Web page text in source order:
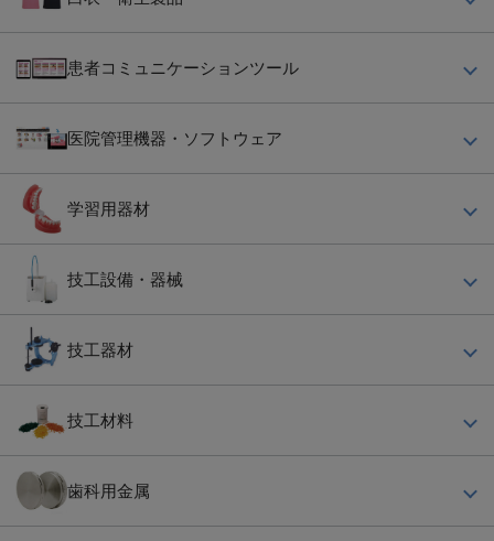
イオン導入装置
高周波電気メス
光重合照射器
マイクロ・口腔内カメラ・顕微鏡
ＡＥＤ 酸素吸入・蘇生装置・体外モニター
インプラント用機器
診療用バキューム
口腔外バキューム
ホワイトニング関連機器
診療設備機器その他
根管治療関連機器
バースタンド
ガラス器具・ミラー・セメント練板
診療用器材雑品
根管治療器具
拡大鏡・シェードライト
マトリックス
義歯床用裏装材
寒天印象材
アルギン酸塩印象材
シリコーン印象材
個人トレー用材料
咬合調整用材料
歯面研磨材
裏装・覆覃材
診療用材料雑品
ボンディング材
知覚過敏抑制材
ホワイトニング関連材料
口臭予防・デンタルリンス
義歯関連材
口腔トレーニング器具
ペリオ関連
消毒滅菌関連材料・薬品
口腔洗浄・含嗽剤
口腔粘膜関連
解熱鎮痛剤
止血剤
デンタルユニフォーム
デンタルグローブ
マスク・プロテクター
患者コミュニケーションツール
患者説明模型
患者説明用ソフト
医院管理機器・ソフトウェア
デンタルオフィスコンピュータ
歯科医院用帳票
研修用器材
学習用器材
学習用模型
ファントム・シミュレーションシステム
技工設備・器械
技工用キャビネット
技工用エンジン・マイクロモーター
バイブレーター
技工器材
咬合器
ワックスポット
技工材料
歯科用陶材
歯科用金属